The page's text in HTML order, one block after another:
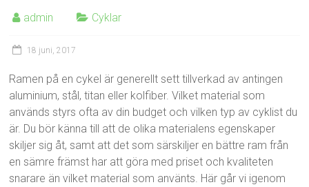
admin Cyklar
18 juni, 2017
Ramen på en cykel är generellt sett tillverkad av antingen
aluminium, stål, titan eller kolfiber. Vilket material som
används styrs ofta av din budget och vilken typ av cyklist du
är. Du bör känna till att de olika materialens egenskaper
skiljer sig åt, samt att det som särskiljer en bättre ram från
en sämre främst har att göra med priset och kvaliteten
snarare än vilket material som använts. Här går vi igenom